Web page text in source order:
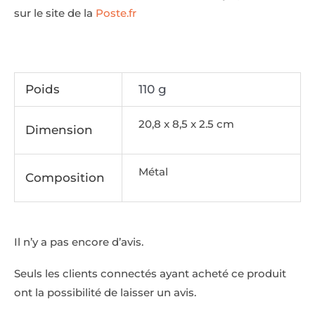
sur le site de la Poste.fr
Poids 110 g
Dimension 20,8 x 8,5 x 2.5 cm
Composition Métal
Il n’y a pas encore d’avis.
Seuls les clients connectés ayant acheté ce produit
ont la possibilité de laisser un avis.